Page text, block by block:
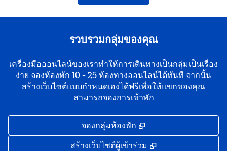
รวบรวมกลุ่มของคุณ
เครื่องมือออนไลน์ของเราทําให้การเดินทางเป็นกลุ่มเป็นเรื่อง
ง่าย จองห้องพัก 10 - 25 ห้องทางออนไลน์ได้ทันที จากนั้น
สร้างเว็บไซต์แบบกําหนดเองได้ฟรีเพื่อให้แขกของคุณ
สามารถจองการเข้าพัก
จองกลุ่มห้องพัก ,
สร้างเว็บไซต์ผู้เข้าร่วม ,